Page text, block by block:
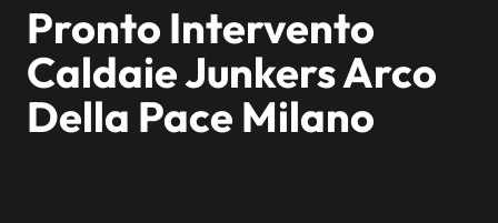
Pronto Intervento
Caldaie Junkers Arco
Della Pace Milano